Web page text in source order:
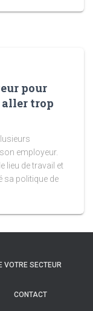
pour
aller trop
employeur.
lieu de travail et
sa politique de
VOTRE SECTEUR
CONTACT